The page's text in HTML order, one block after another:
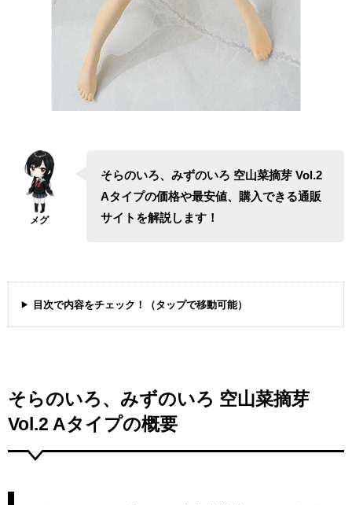
そらのいろ、みずのいろ 空山菜摘芽 Vol.2
Aタイプの価格や最安値、購入できる通販
サイトを解説します！
目次で内容をチェック！（タップで移動可能）
そらのいろ、みずのいろ 空山菜摘芽
Vol.2 Aタイプの概要